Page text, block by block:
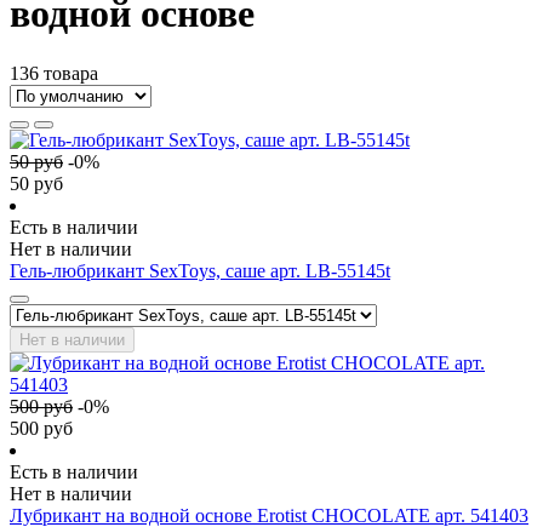
водной основе
136 товара
50руб -0%
50 руб
Есть в наличии
Нет в наличии
Гель-любрикант SexToys, саше арт. LB-55145t
Нет в наличии
500руб -0%
500 руб
Есть в наличии
Нет в наличии
Лубрикант на водной основе Erotist CHOCOLATE арт. 541403